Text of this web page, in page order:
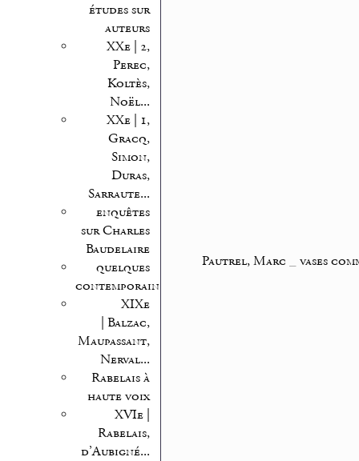
études sur
auteurs
XXe | 2,
Perec,
Koltès,
Noël...
XXe | 1,
Gracq,
Simon,
Duras,
Sarraute...
enquêtes
sur Charles
Baudelaire
quelques
contemporains
XIXe
| Balzac,
Maupassant,
Nerval...
Rabelais à
haute voix
XVIe |
Rabelais,
d’Aubigné...
Pautrel, Marc vases